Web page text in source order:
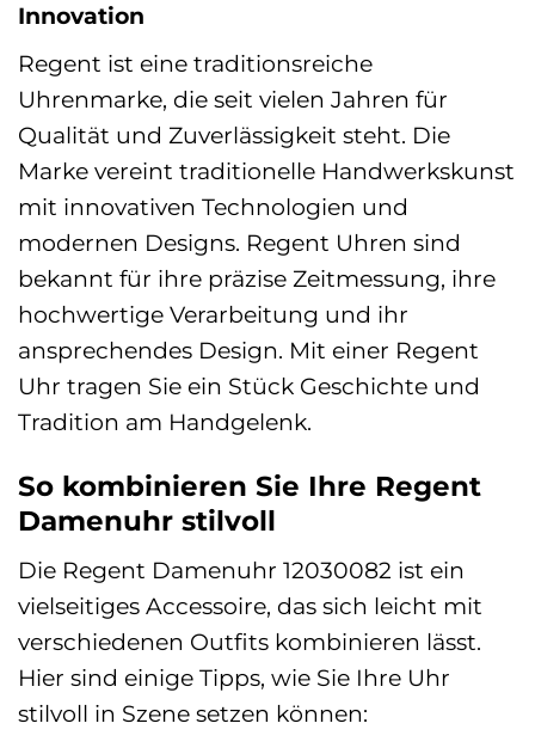
Innovation
Regent ist eine traditionsreiche
Uhrenmarke, die seit vielen Jahren für
Qualität und Zuverlässigkeit steht. Die
Marke vereint traditionelle Handwerkskunst
mit innovativen Technologien und
modernen Designs. Regent Uhren sind
bekannt für ihre präzise Zeitmessung, ihre
hochwertige Verarbeitung und ihr
ansprechendes Design. Mit einer Regent
Uhr tragen Sie ein Stück Geschichte und
Tradition am Handgelenk.
So kombinieren Sie Ihre Regent
Damenuhr stilvoll
Die Regent Damenuhr 12030082 ist ein
vielseitiges Accessoire, das sich leicht mit
verschiedenen Outfits kombinieren lässt.
Hier sind einige Tipps, wie Sie Ihre Uhr
stilvoll in Szene setzen können: